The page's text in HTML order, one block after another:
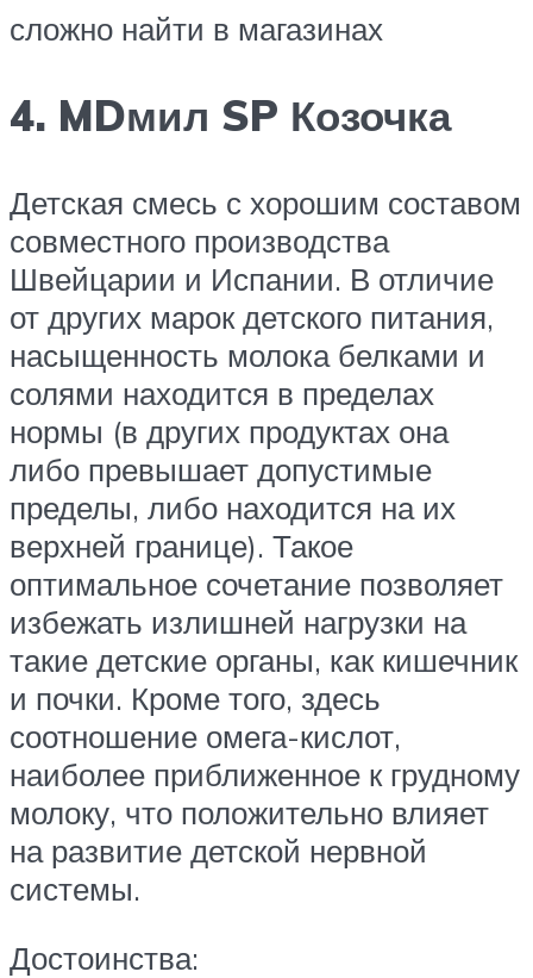
сложно найти в магазинах
4. MDмил SP Козочка
Детская смесь с хорошим составом
совместного производства
Швейцарии и Испании. В отличие
от других марок детского питания,
насыщенность молока белками и
солями находится в пределах
нормы (в других продуктах она
либо превышает допустимые
пределы, либо находится на их
верхней границе). Такое
оптимальное сочетание позволяет
избежать излишней нагрузки на
такие детские органы, как кишечник
и почки. Кроме того, здесь
соотношение омега-кислот,
наиболее приближенное к грудному
молоку, что положительно влияет
на развитие детской нервной
системы.
Достоинства: